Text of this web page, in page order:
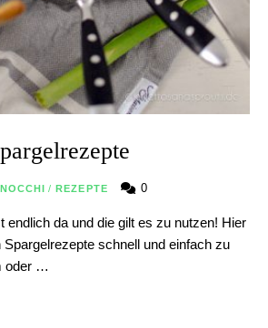
/ REZEPTE 0
endlich da und die gilt es zu nutzen! Hier
schnell und einfach zu
oder …